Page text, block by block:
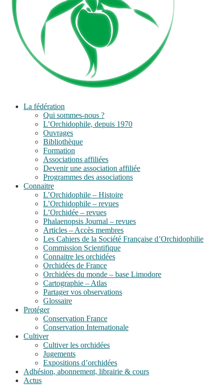
La fédération
Qui sommes-nous ?
L’Orchidophile, depuis 1970
Ouvrages
Bibliothèque
Formation
Associations affiliées
Devenir une association affiliée
Programmes des associations
Connaitre
L’Orchidophile – Histoire
L’Orchidophile – revues
L’Orchidée – revues
Phalaenopsis Journal – revues
Articles – Accès membres
Les Cahiers de la Société Française d’Orchidophilie
Commission Scientifique
Connaitre les orchidées
Orchidées de France
Orchidées du monde – base Limodore
Cartographie – Atlas
Partager vos observations
Glossaire
Protéger
Conservation France
Conservation Internationale
Cultiver
Cultiver les orchidées
Jugements
Expositions d’orchidées
Adhésion, abonnement, librairie & cours
Actus